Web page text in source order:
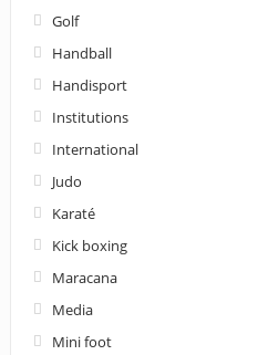
Golf
Handball
Handisport
Institutions
International
Judo
Karaté
Kick boxing
Maracana
Media
Mini foot